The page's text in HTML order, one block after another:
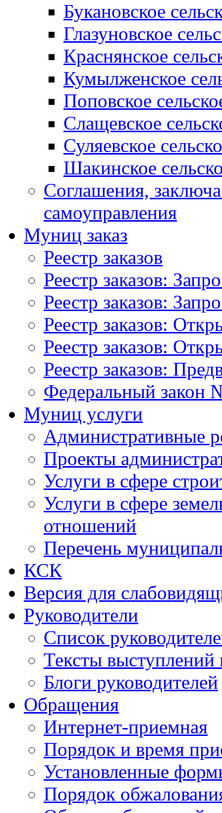
Букановское
Глазуновское
Краснянское
Кумылженское
Поповское
Слащевское
Суляевское
Шакинское
Соглашения,
самоуправления
Муниц заказ
Реестр заказов
Реестр заказов:
Реестр заказов:
Реестр заказов:
Реестр заказов:
Реестр заказов:
Федеральный закон
Муниц услуги
Административные
Проекты
Услуги в сфере
Услуги в сфере
отношений
Перечень
КСК
Версия для
Руководители
Список
Тексты выступлений
Блоги руководителей
Обращения
Интернет-приемная
Порядок и время
Установленные
Порядок